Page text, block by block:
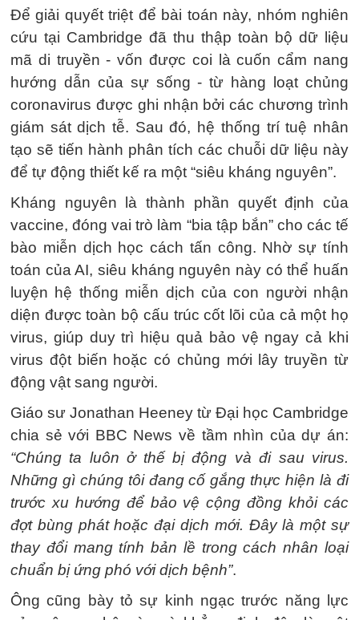
Để giải quyết triệt để bài toán này, nhóm nghiên
cứu tại Cambridge đã thu thập toàn bộ dữ liệu
mã di truyền - vốn được coi là cuốn cẩm nang
hướng dẫn của sự sống - từ hàng loạt chủng
coronavirus được ghi nhận bởi các chương trình
giám sát dịch tễ. Sau đó, hệ thống trí tuệ nhân
tạo sẽ tiến hành phân tích các chuỗi dữ liệu này
để tự động thiết kế ra một “siêu kháng nguyên”.
Kháng nguyên là thành phần quyết định của
vaccine, đóng vai trò làm “bia tập bắn” cho các tế
bào miễn dịch học cách tấn công. Nhờ sự tính
toán của AI, siêu kháng nguyên này có thể huấn
luyện hệ thống miễn dịch của con người nhận
diện được toàn bộ cấu trúc cốt lõi của cả một họ
virus, giúp duy trì hiệu quả bảo vệ ngay cả khi
virus đột biến hoặc có chủng mới lây truyền từ
động vật sang người.
Giáo sư Jonathan Heeney từ Đại học Cambridge
chia sẻ với BBC News về tầm nhìn của dự án:
“Chúng ta luôn ở thế bị động và đi sau virus.
Những gì chúng tôi đang cố gắng thực hiện là đi
trước xu hướng để bảo vệ cộng đồng khỏi các
đợt bùng phát hoặc đại dịch mới. Đây là một sự
thay đổi mang tính bản lề trong cách nhân loại
chuẩn bị ứng phó với dịch bệnh”.
Ông cũng bày tỏ sự kinh ngạc trước năng lực